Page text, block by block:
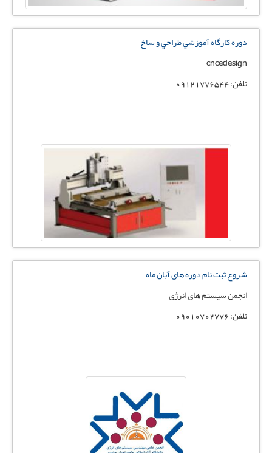
دوره کارگاه آموزشي طراحي و ساخ
cncedesign
تلفن: 09121776544
شروع ثبت نام دوره های آبان ماه
انجمن سیستم های انرژی
تلفن: 09010702776